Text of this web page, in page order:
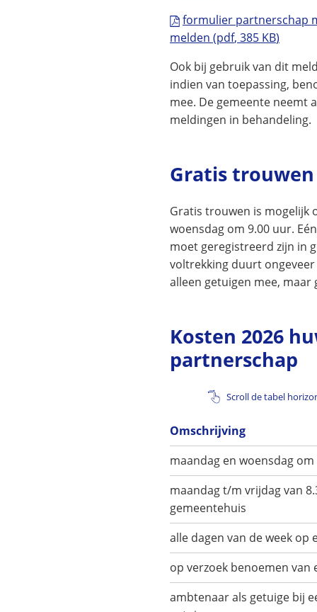
formulier partnerschap
melden (pdf, 385 KB)
Ook bij gebruik van dit
indien van toepassing,
mee. De gemeente neemt
meldingen in behandeling.
Gratis trouwen
Gratis trouwen is mogelijk
woensdag om 9.00 uur.
moet geregistreerd zijn in
voltrekking duurt
alleen getuigen mee, maar
Kosten 2026
partnerschap
Scroll de tabel
Omschrijving
maandag en woensdag
maandag t/m vrijdag van
gemeentehuis
alle dagen van de week op
op verzoek benoemen
ambtenaar als getuige bij